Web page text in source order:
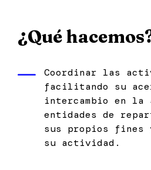
¿Qué
Coordinar las
facilitando su
intercambio en la
entidades de
sus propios
su actividad.